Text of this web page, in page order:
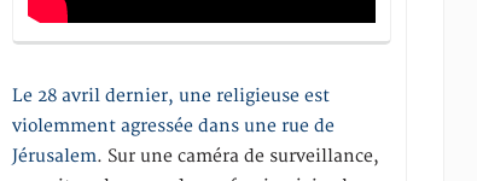
Le 28 avril dernier, une religieuse est
violemment agressée dans une rue de
Jérusalem. Sur une caméra de surveillance,